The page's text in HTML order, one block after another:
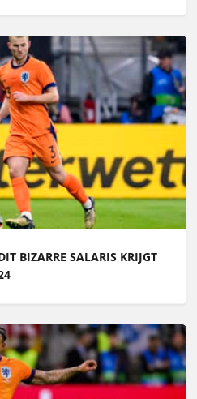
BIZARRE SALARIS KRIJGT